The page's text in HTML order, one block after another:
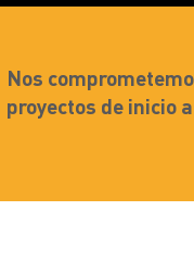
Nos
proyectos de inicio